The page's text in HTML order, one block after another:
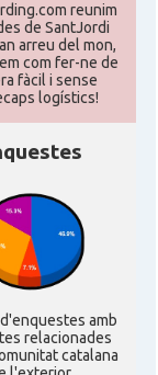
reunim
de SantJordi
arreu del mon,
com fer-ne de
fàcil i sense
logí­stics!
amb
relacionades
catalana